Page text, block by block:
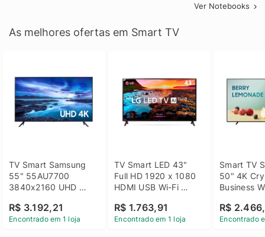
Ver Notebooks
As melhores ofertas em Smart TV
TV Smart Samsung
55" 55AU7700
3840x2160 UHD
Bluetooth
R$ 3.192,21
Encontrado em 1 loja
TV Smart LED 43"
Full HD 1920 x 1080
HDMI USB Wi-Fi
43LM631C0SB LG
R$ 1.763,91
Encontrado em 1 loja
Smart TV
50" 4K
Business
R$
Encontrado